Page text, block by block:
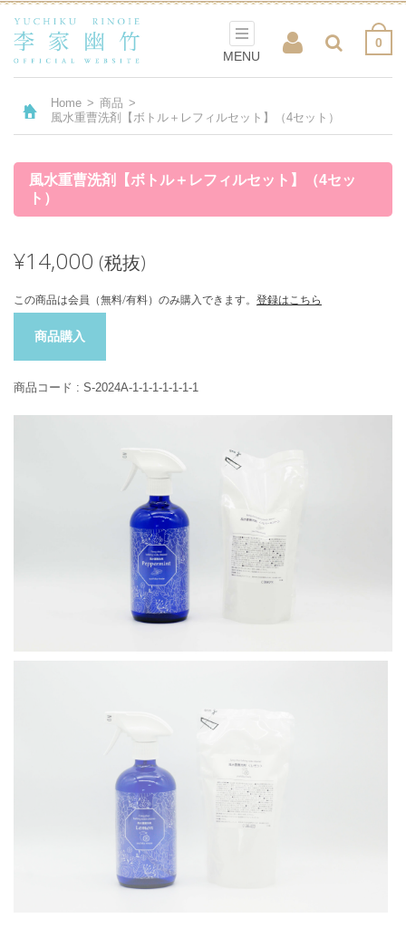
0
MENU
Home > 商品 >
風水重曹洗剤【ボトル＋レフィルセット】（4セット）
風水重曹洗剤【ボトル＋レフィルセット】（4セッ
ト）
¥14,000 (税抜)
この商品は会員（無料/有料）のみ購入できます。 登録はこちら
商品購入
商品コード : S-2024A-1-1-1-1-1-1-1